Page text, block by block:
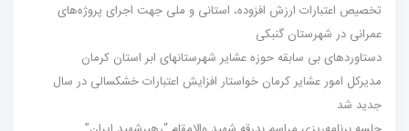
تخصیص اعتبارات ارزش افزوده، استانی و ملی جهت اجرای پروژه‌های
عمرانی در شهرستان گنبکی
دستاوردهای بی سابقه حوزه عشایر شهرستانهای ابر استان کرمان
مدیرکل امور عشایر کرمان خواستار افزایش اعتبارات خشکسالی در سال
جدید شد